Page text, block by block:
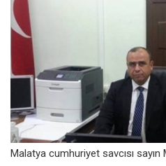
Malatya cumhuriyet savcısı sayın